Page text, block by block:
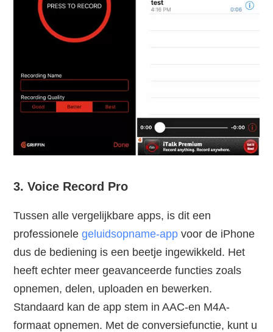
3. Voice Record Pro
Tussen alle vergelijkbare apps, is dit een
professionelegeluidsopname-app voor de iPhone
dus de bediening is een beetje ingewikkeld. Het
heeft echter meer geavanceerde functies zoals
opnemen, delen, uploaden en bewerken.
Standaard kan de app stem in AAC-en M4A-
formaat opnemen. Met de conversiefunctie, kunt u